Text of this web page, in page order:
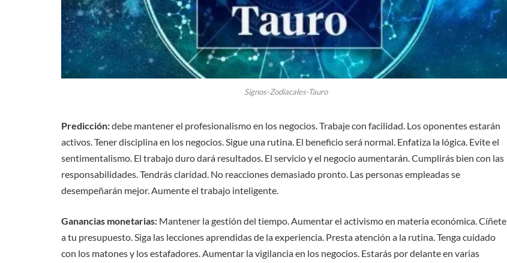
Signos-Zodiacales-Tauro
Predicción:debe mantener el profesionalismo en los negocios. Trabaje con facilidad. Los oponentes estarán
activos. Tener disciplina en los negocios. Sigue una rutina. El beneficio será normal. Enfatiza la lógica. Evite el
sentimentalismo. El trabajo duro dará resultados. El servicio y el negocio aumentarán. Cumplirás bien con las
responsabilidades. Tendrás claridad. No reacciones demasiado pronto. Las personas empleadas se
desempeñarán mejor. Aumente el trabajo inteligente.
Ganancias monetarias: Mantener la gestión del tiempo. Aumentar el activismo en materia económica. Cíñete
a tu presupuesto. Siga las lecciones aprendidas de la experiencia. Presta atención a la rutina. Tenga cuidado
con los matones y los estafadores. Aumentar la vigilancia en los negocios. Estarás por delante en varias